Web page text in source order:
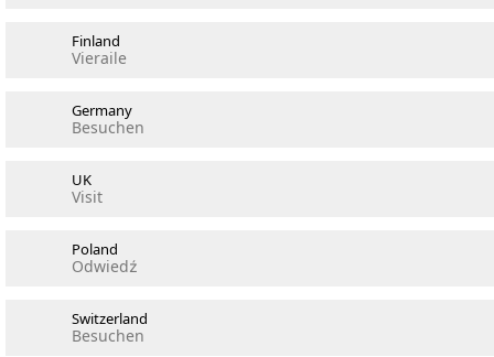
Finland
Vieraile
Germany
Besuchen
UK
Visit
Poland
Odwiedź
Switzerland
Besuchen